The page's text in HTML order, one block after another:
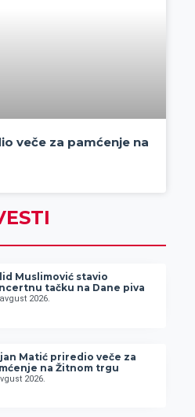
veče za pamćenje na
Muslimović stavio
tačku na Dane piva
2026.
Matić priredio veče za
na Žitnom trgu
2026.